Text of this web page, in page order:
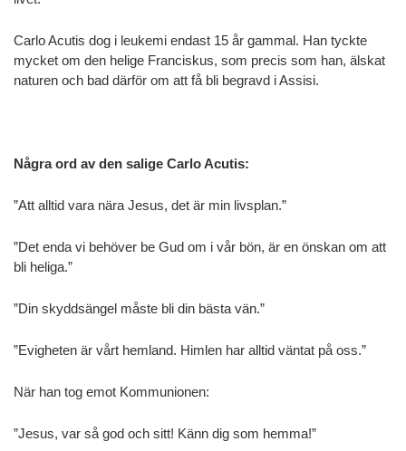
Carlo Acutis dog i leukemi endast 15 år gammal. Han tyckte
mycket om den helige Franciskus, som precis som han, älskat
naturen och bad därför om att få bli begravd i Assisi.
Några ord av den salige Carlo Acutis:
”Att alltid vara nära Jesus, det är min livsplan.”
”Det enda vi behöver be Gud om i vår bön, är en önskan om att
bli heliga.”
”Din skyddsängel måste bli din bästa vän.”
”Evigheten är vårt hemland. Himlen har alltid väntat på oss.”
När han tog emot Kommunionen:
”Jesus, var så god och sitt! Känn dig som hemma!”